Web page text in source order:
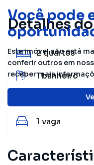
Você pode
Este imóvel não está
conferir outros em
receber mais
Detalhes
2quartos
1banheiro
1 vaga